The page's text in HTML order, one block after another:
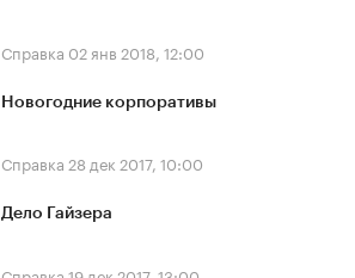
Справка 02 янв 2018, 12:00
Новогодние корпоративы
Справка 28 дек 2017, 10:00
Дело Гайзера